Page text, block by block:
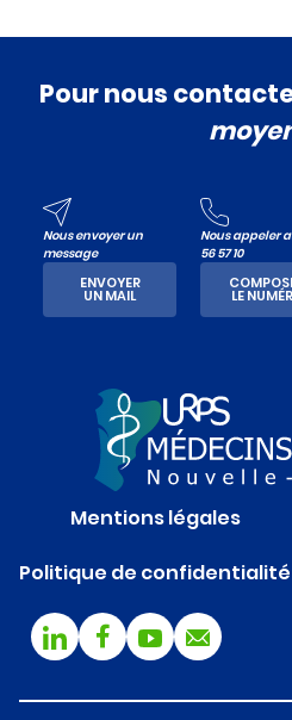
Pour nous
Nous envoyer un
message
ENVOYER
UN MAIL
Nous appeler
56 57 10
LE
Mentions légales
Politique de confidentialité